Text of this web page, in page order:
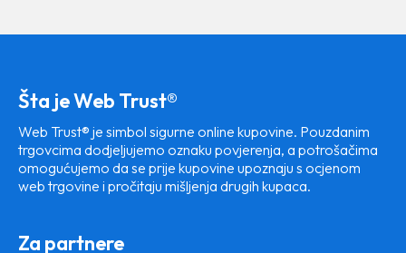
Šta je Web Trust®
Web Trust® je simbol sigurne online kupovine. Pouzdanim
trgovcima dodjeljujemo oznaku povjerenja, a potrošačima
omogućujemo da se prije kupovine upoznaju s ocjenom
web trgovine i pročitaju mišljenja drugih kupaca.
Za partnere